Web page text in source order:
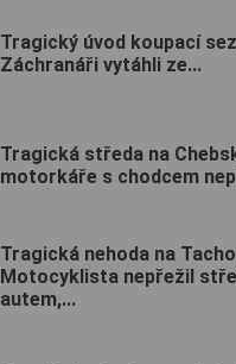
Tragický úvod koupací
Záchranáři vytáhli ze...
Tragická středa na
motorkáře s chodcem
Tragická nehoda na
Motocyklista nepřežil
autem,...